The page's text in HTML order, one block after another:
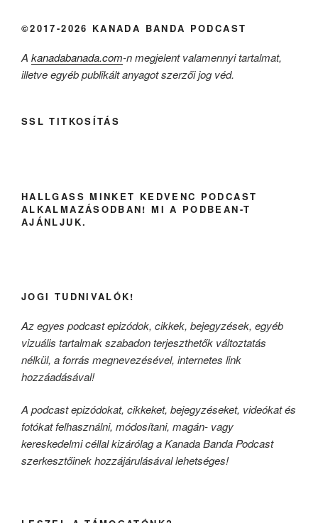
©2017-2026 KANADA BANDA PODCAST
A kanadabanada.com-n megjelent valamennyi tartalmat,
illetve egyéb publikált anyagot szerzői jog véd.
SSL TITKOSÍTÁS
HALLGASS MINKET KEDVENC PODCAST
ALKALMAZÁSODBAN! MI A PODBEAN-T
AJÁNLJUK.
JOGI TUDNIVALÓK!
Az egyes podcast epizódok, cikkek, bejegyzések, egyéb
vizuális tartalmak szabadon terjeszthetők változtatás
nélkül, a forrás megnevezésével, internetes link
hozzáadásával!
A podcast epizódokat, cikkeket, bejegyzéseket, videókat és
fotókat felhasználni, módosítani, magán- vagy
kereskedelmi céllal kizárólag a Kanada Banda Podcast
szerkesztőinek hozzájárulásával lehetséges!